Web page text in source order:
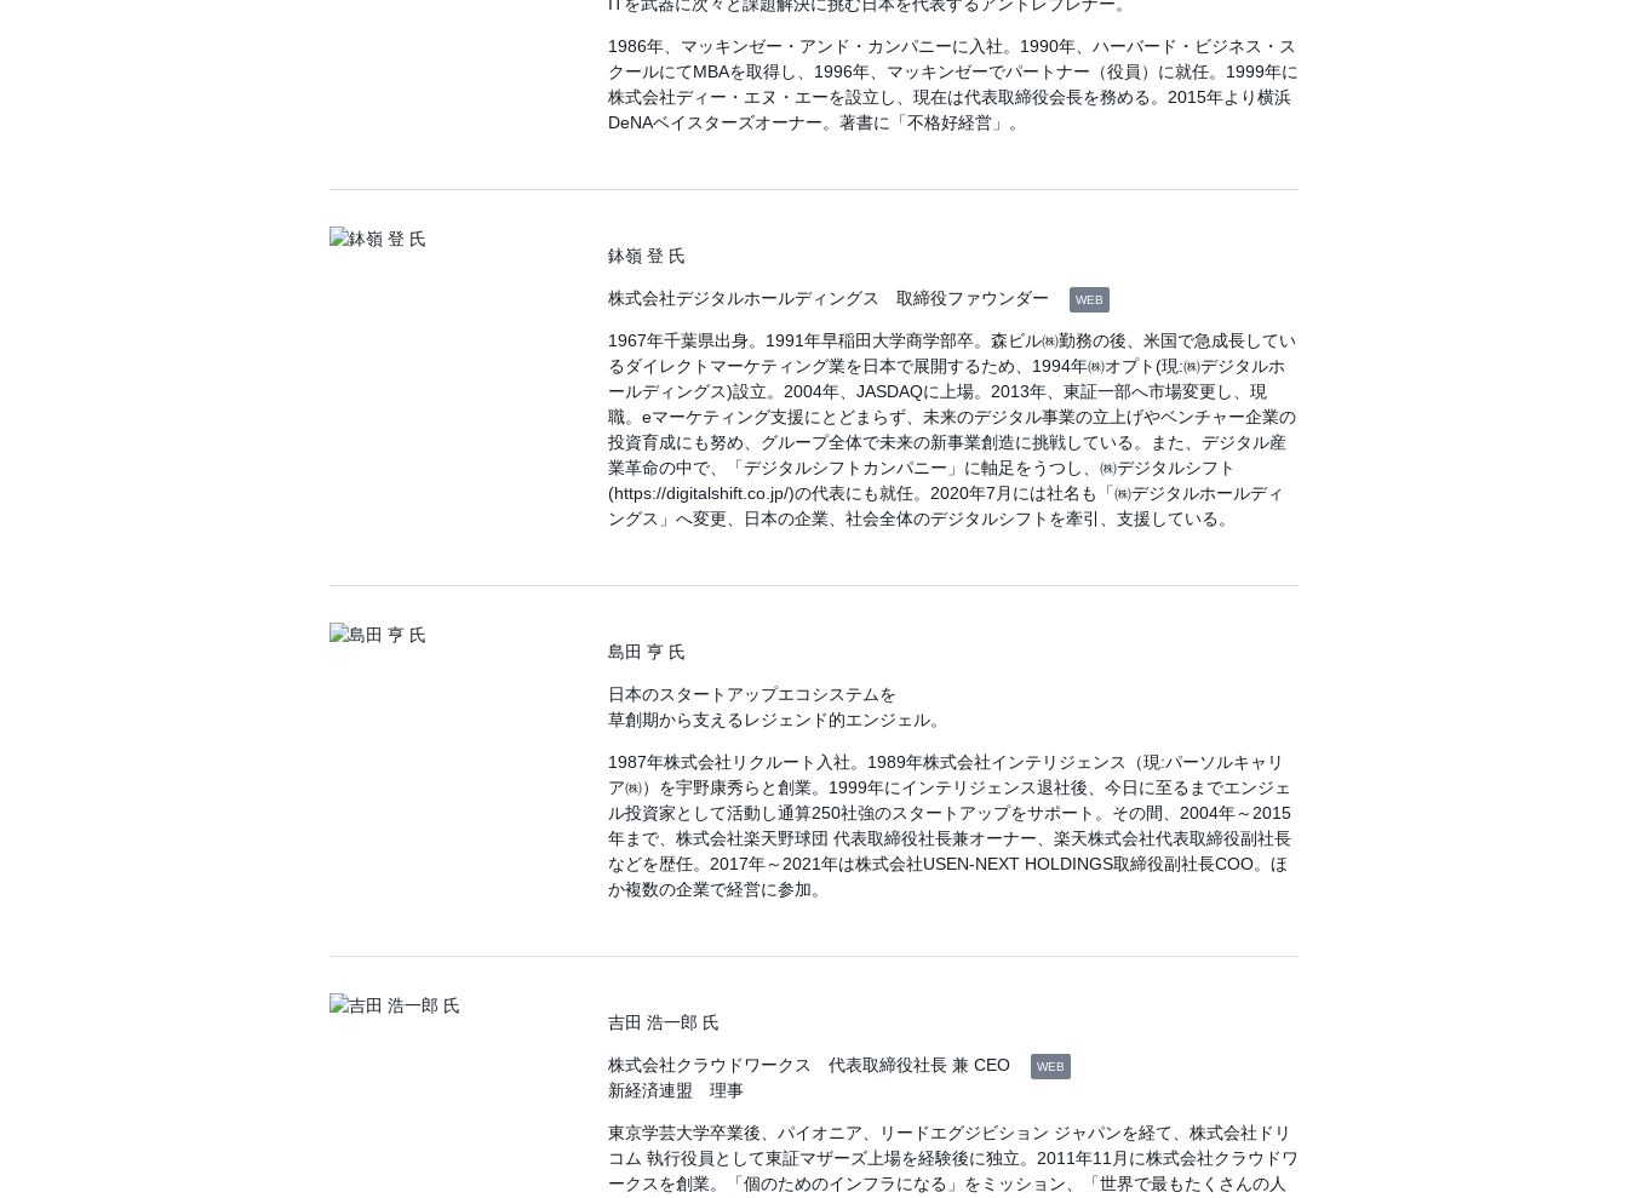
1986年、マッキンゼー・アンド・カンパニーに入社。1990年、ハーバード・ビジネス・ス
クールにてMBAを取得し、1996年、マッキンゼーでパートナー（役員）に就任。1999年に
株式会社ディー・エヌ・エーを設立し、現在は代表取締役会長を務める。2015年より横浜
DeNAベイスターズオーナー。著書に「不格好経営」。
鉢嶺 登 氏
株式会社デジタルホールディングス 取締役ファウンダー WEB
1967年千葉県出身。1991年早稲田大学商学部卒。森ビル㈱勤務の後、米国で急成長してい
るダイレクトマーケティング業を日本で展開するため、1994年㈱オプト(現:㈱デジタルホ
ールディングス)設立。2004年、JASDAQに上場。2013年、東証一部へ市場変更し、現
職。eマーケティング支援にとどまらず、未来のデジタル事業の立上げやベンチャー企業の
投資育成にも努め、グループ全体で未来の新事業創造に挑戦している。また、デジタル産
業革命の中で、「デジタルシフトカンパニー」に軸足をうつし、㈱デジタルシフト
(https://digitalshift.co.jp/)の代表にも就任。2020年7月には社名も「㈱デジタルホールディ
ングス」へ変更、日本の企業、社会全体のデジタルシフトを牽引、支援している。
島田 亨 氏
日本のスタートアップエコシステムを
草創期から支えるレジェンド的エンジェル。
1987年株式会社リクルート入社。1989年株式会社インテリジェンス（現:パーソルキャリ
ア㈱）を宇野康秀らと創業。1999年にインテリジェンス退社後、今日に至るまでエンジェ
ル投資家として活動し通算250社強のスタートアップをサポート。その間、2004年～2015
年まで、株式会社楽天野球団 代表取締役社長兼オーナー、楽天株式会社代表取締役副社長
などを歴任。2017年～2021年は株式会社USEN-NEXT HOLDINGS取締役副社長COO。ほ
か複数の企業で経営に参加。
吉田 浩一郎 氏
株式会社クラウドワークス 代表取締役社長 兼 CEO WEB
新経済連盟 理事
東京学芸大学卒業後、パイオニア、リードエグジビション ジャパンを経て、株式会社ドリ
コム 執行役員として東証マザーズ上場を経験後に独立。2011年11月に株式会社クラウドワ
ークスを創業。「個のためのインフラになる」をミッション、「世界で最もたくさんの人